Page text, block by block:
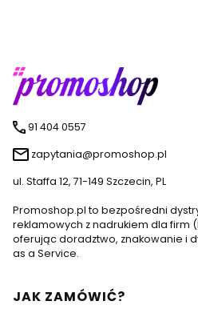
91 404 0557
zapytania@promoshop.pl
ul. Staffa 12, 71-149 Szczecin, PL
Promoshop.pl to bezpośredni
reklamowych z nadrukiem dla firm
oferując doradztwo, znakowanie i
as a Service.
Linki w stopce
JAK ZAMÓWIĆ?